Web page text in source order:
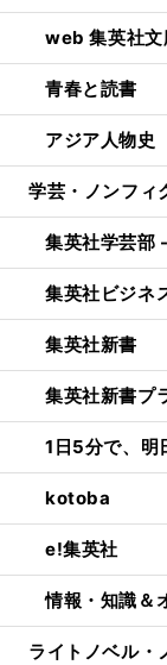
web 集英社文
青春と読書
アジア人物史
学芸・ノンフィ
集英社学芸部
集英社ビジネ
集英社新書
集英社新書プ
1日5分で、
kotoba
e!集英社
情報・知識＆
ライトノベル・